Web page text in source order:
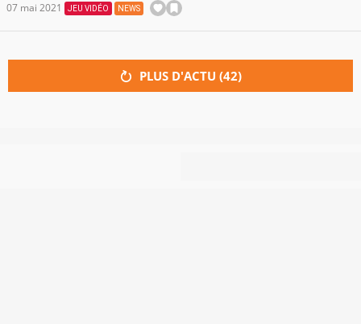
07 mai 2021 JEU VIDÉO NEWS
PLUS D'ACTU (42)